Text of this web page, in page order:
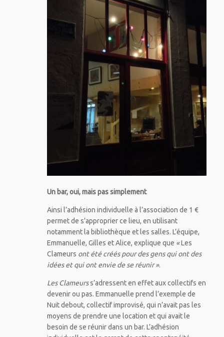
Un bar, oui, mais pas simplement
Ainsi l’adhésion individuelle à l’association de 1 €
permet de s’approprier ce lieu, en utilisant
notamment la bibliothèque et les salles. L’équipe,
Emmanuelle, Gilles et Alice, explique que «Les
Clameurs ont été créés pour des gens qui ont des
idées et qui ont envie de se réunir ».
Les Clameurss’adressent en effet aux collectifs en
devenir ou pas. Emmanuelle prend l’exemple de
Nuit debout, collectif improvisé, qui n’avait pas les
moyens de prendre une location et qui avait le
besoin de se réunir dans un bar. L’adhésion